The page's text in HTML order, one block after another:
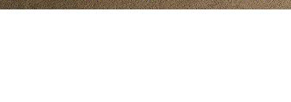
意改造奖】【赠季建